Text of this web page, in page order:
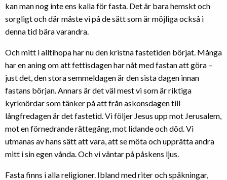
kan man nog inte ens kalla för fasta. Det är bara hemskt och
sorgligt och där måste vi på de sätt som är möjliga också i
denna tid bära varandra.
Och mitt i alltihopa har nu den kristna fastetiden börjat. Många
har en aning om att fettisdagen har nåt med fastan att göra –
just det, den stora semmeldagen är den sista dagen innan
fastans början. Annars är det väl mest vi som är riktiga
kyrknördar som tänker på att från askonsdagen till
långfredagen är det fastetid. Vi följer Jesus upp mot Jerusalem,
mot en förnedrande rättegång, mot lidande och död. Vi
utmanas av hans sätt att vara, att se möta och upprätta andra
mitt i sin egen vånda. Och vi väntar på påskens ljus.
Fasta finns i alla religioner. Ibland med riter och späkningar,